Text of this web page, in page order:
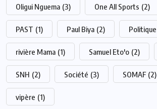
Oligui Nguema (3) One All Sports (2)
PAST (1) Paul Biya (2) Politique
rivière Mama (1) Samuel Eto'o (2)
SNH (2) Société (3) SOMAF (2)
vipère (1)